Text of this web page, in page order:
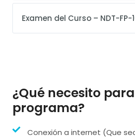
Examen del Curso – NDT-FP-
¿Qué necesito
programa?
Conexión a internet (Que